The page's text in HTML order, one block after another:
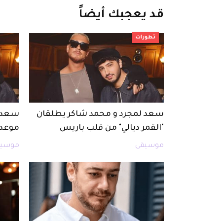
قد يعجبك أيضاً
تطورات
سعد لمجرد و محمد شاكر يطلقان
"القمر ديالي" من قلب باريس
موسيقى
سعد